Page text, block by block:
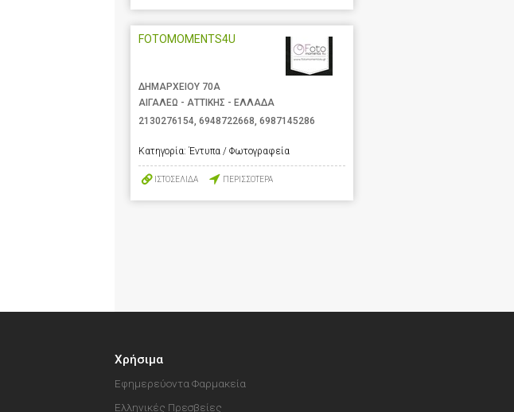
FOTOMOMENTS4U
ΔΗΜΑΡΧΕΙΟΥ 70Α
ΑΙΓΑΛΕΩ - ΑΤΤΙΚΗΣ - ΕΛΛΑΔΑ
2130276154, 6948722668, 6987145286
Κατηγορία: Έντυπα / Φωτογραφεία
ΙΣΤΟΣΕΛΙΔΑ ΠΕΡΙΣΣΟΤΕΡΑ
Χρήσιμα
Εφημερεύοντα Φαρμακεία
Ελληνικές Πρεσβείες